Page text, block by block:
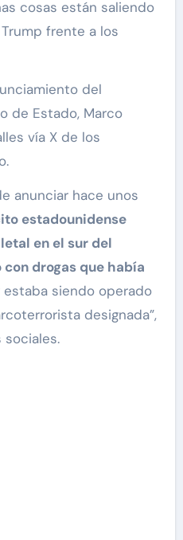
cosas están saliendo
frente a los
del
de Estado, Marco
vía X de los
anunciar hace unos
estadounidense
en el sur del
drogas que había
estaba siendo operado
designada”,
sociales.